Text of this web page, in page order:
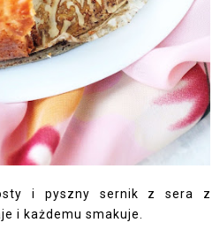
i pyszny sernik z sera z
i każdemu smakuje.